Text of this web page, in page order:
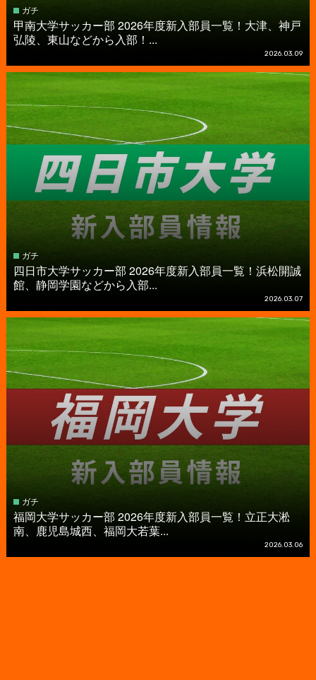
ガチ
甲南大学サッカー部 2026年度新入部員一覧！大津、神戸
弘陵、東山などから入部！...
2026.03.09
ガチ
四日市大学サッカー部 2026年度新入部員一覧！浜松開誠
館、静岡学園などから入部...
2026.03.07
ガチ
福岡大学サッカー部 2026年度新入部員一覧！立正大淞
南、鹿児島城西、福岡大若葉...
2026.03.06